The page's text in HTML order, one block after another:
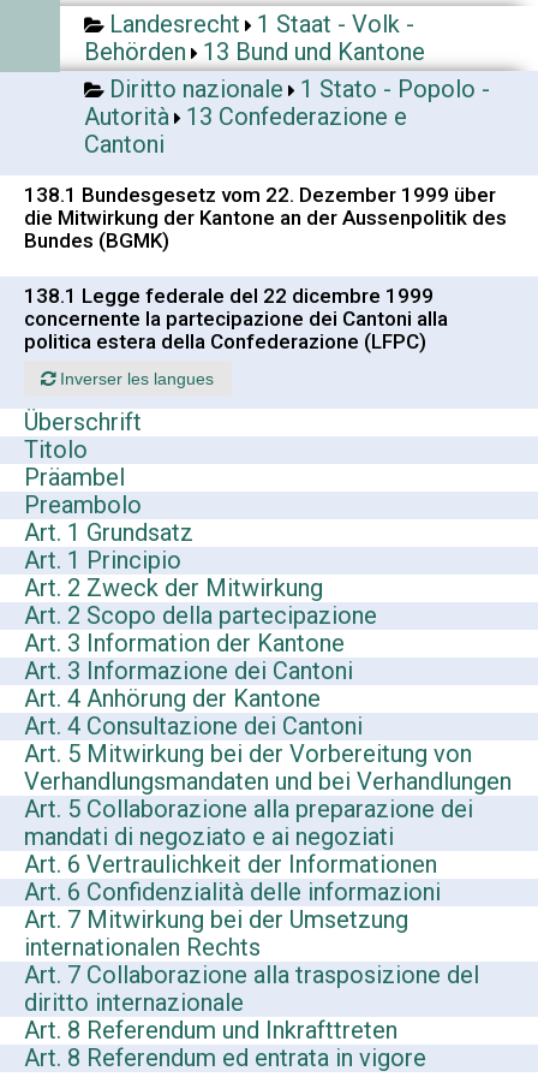
Landesrecht
1 Staat - Volk -
Behörden
13 Bund und Kantone
Diritto nazionale
1 Stato - Popolo -
Autorità
13 Confederazione e
Cantoni
138.1 Bundesgesetz vom 22. Dezember 1999 über
die Mitwirkung der Kantone an der Aussenpolitik des
Bundes (BGMK)
138.1 Legge federale del 22 dicembre 1999
concernente la partecipazione dei Cantoni alla
politica estera della Confederazione (LFPC)
Inverser les langues
Überschrift
Titolo
Präambel
Preambolo
Art. 1 Grundsatz
Art. 1 Principio
Art. 2 Zweck der Mitwirkung
Art. 2 Scopo della partecipazione
Art. 3 Information der Kantone
Art. 3 Informazione dei Cantoni
Art. 4 Anhörung der Kantone
Art. 4 Consultazione dei Cantoni
Art. 5 Mitwirkung bei der Vorbereitung von
Verhandlungsmandaten und bei Verhandlungen
Art. 5 Collaborazione alla preparazione dei
mandati di negoziato e ai negoziati
Art. 6 Vertraulichkeit der Informationen
Art. 6 Confidenzialità delle informazioni
Art. 7 Mitwirkung bei der Umsetzung
internationalen Rechts
Art. 7 Collaborazione alla trasposizione del
diritto internazionale
Art. 8 Referendum und Inkrafttreten
Art. 8 Referendum ed entrata in vigore